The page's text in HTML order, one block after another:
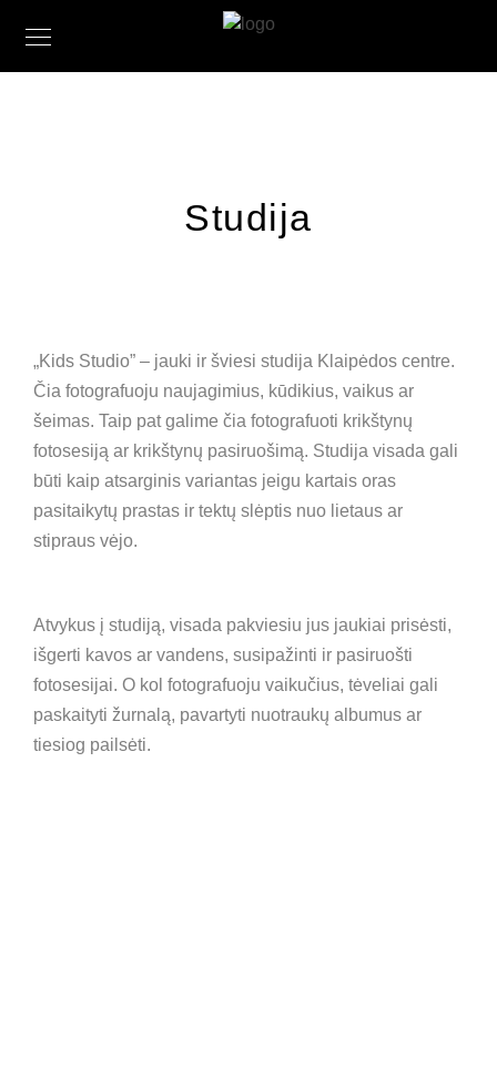
Studija
„Kids Studio” – jauki ir šviesi studija Klaipėdos centre.
Čia fotografuoju naujagimius, kūdikius, vaikus ar
šeimas. Taip pat galime čia fotografuoti krikštynų
fotosesiją ar krikštynų pasiruošimą. Studija visada gali
būti kaip atsarginis variantas jeigu kartais oras
pasitaikytų prastas ir tektų slėptis nuo lietaus ar
stipraus vėjo.
Atvykus į studiją, visada pakviesiu jus jaukiai prisėsti,
išgerti kavos ar vandens, susipažinti ir pasiruošti
fotosesijai. O kol fotografuoju vaikučius, tėveliai gali
paskaityti žurnalą, pavartyti nuotraukų albumus ar
tiesiog pailsėti.